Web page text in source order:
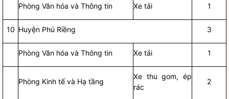
Phòng Văn hóa và Thông tin Xe tải 1
10 Huyện Phú Riềng 3
Phòng Văn hóa và Thông tin Xe tải 1
Phòng Kinh tế và Hạ tầng
Xe thu gom, ép
rác
2